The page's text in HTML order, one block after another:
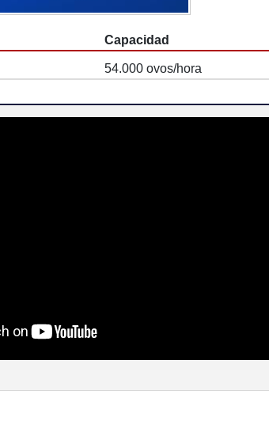
Capacidad
54.000 ovos/hora